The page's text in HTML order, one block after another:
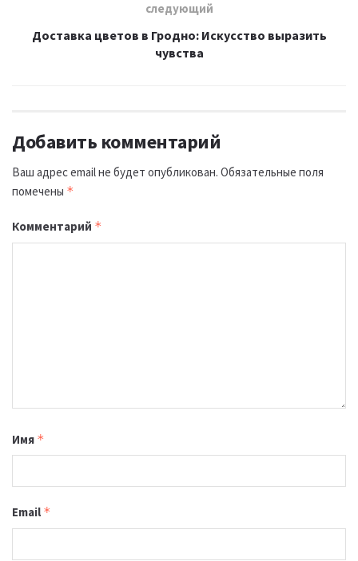
следующий
Доставка цветов в Гродно: Искусство выразить
чувства
Добавить комментарий
Ваш адрес email не будет опубликован. Обязательные поля
помечены *
Комментарий *
Имя *
Email *